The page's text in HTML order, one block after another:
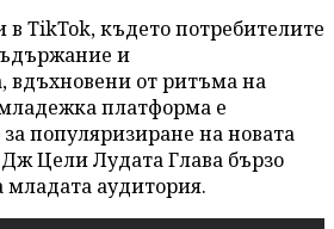
в TikTok, където потребителите
и
вдъхновени от ритъма на
платформа е
популяризиране на новата
Цели Лудата Глава бързо
младата аудитория.